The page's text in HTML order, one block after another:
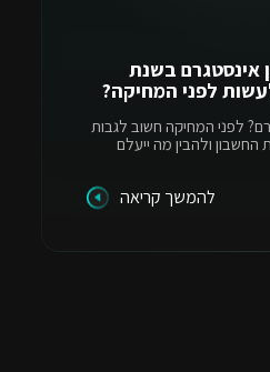
אינסטגרם בשנת
לפני המחיקה חשוב לגבות
ולהבין מה ייעלם
להמשך קריאה